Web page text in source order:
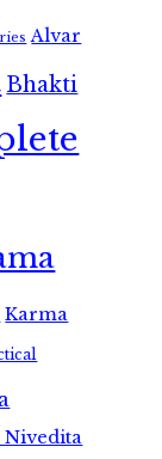
Alvar
Bhakti
Karma
Nivedita